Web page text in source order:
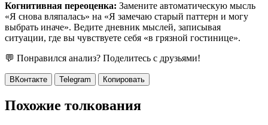
Когнитивная переоценка: Замените автоматическую мысль
«Я снова вляпалась» на «Я замечаю старый паттерн и могу
выбрать иначе». Ведите дневник мыслей, записывая
ситуации, где вы чувствуете себя «в грязной гостинице».
💬 Понравился анализ? Поделитесь с друзьями!
ВКонтакте Telegram Копировать
Похожие толкования